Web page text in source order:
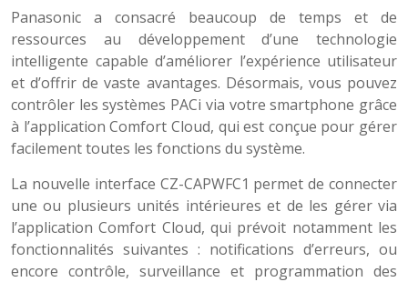
Panasonic a consacré beaucoup de temps et de
ressources au développement d’une technologie
intelligente capable d’améliorer l’expérience utilisateur
et d’offrir de vaste avantages. Désormais, vous pouvez
contrôler les systèmes PACi via votre smartphone grâce
à l’application Comfort Cloud, qui est conçue pour gérer
facilement toutes les fonctions du système.
La nouvelle interface CZ-CAPWFC1 permet de connecter
une ou plusieurs unités intérieures et de les gérer via
l’application Comfort Cloud, qui prévoit notamment les
fonctionnalités suivantes : notifications d’erreurs, ou
encore contrôle, surveillance et programmation des